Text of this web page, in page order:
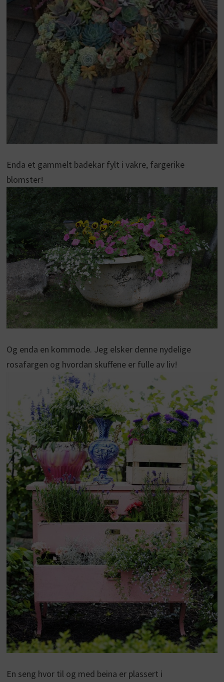
Enda et gammelt badekar fylt i vakre, fargerike
blomster!
Og enda en kommode. Jeg elsker denne nydelige
rosafargen og hvordan skuffene er fulle av liv!
En seng hvor til og med beina er plassert i